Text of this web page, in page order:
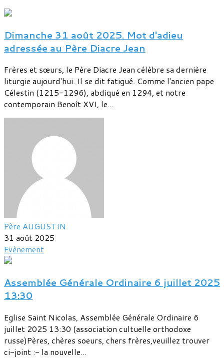
Dimanche 31 août 2025. Mot d'adieu
adressée au Père Diacre Jean
Frères et sœurs, le Père Diacre Jean célèbre sa dernière
liturgie aujourd'hui. Il se dit fatigué. Comme l'ancien pape
Célestin (1215-1296), abdiqué en 1294, et notre
contemporain Benoît XVI, le...
Père AUGUSTIN
31 août 2025
Evènement
Assemblée Générale Ordinaire 6 juillet 2025
13:30
Eglise Saint Nicolas, Assemblée Générale Ordinaire 6
juillet 2025 13:30 (association cultuelle orthodoxe
russe)Pères, chères soeurs, chers frères,veuillez trouver
ci-joint :- la nouvelle...